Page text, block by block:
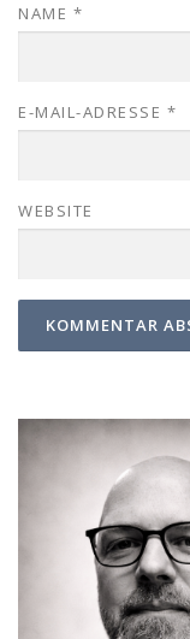
NAME *
E-MAIL-ADRESSE *
WEBSITE